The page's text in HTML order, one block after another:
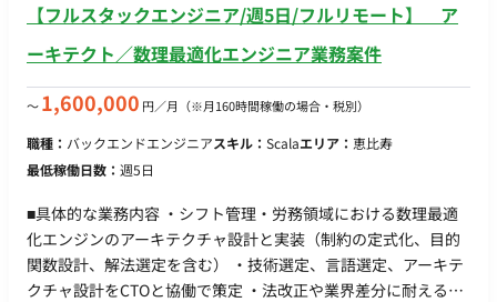
【フルスタックエンジニア/週5日/フルリモート】 ア
ーキテクト／数理最適化エンジニア業務案件
〜1,600,000 円／月 （※月160時間稼働の場合・税別）
職種： バックエンドエンジニアスキル： Scalaエリア： 恵比寿
最低稼働日数： 週5日
■具体的な業務内容 ・シフト管理・労務領域における数理最適
化エンジンのアーキテクチャ設計と実装（制約の定式化、目的
関数設計、解法選定を含む） ・技術選定、言語選定、アーキテ
クチャ設計をCTOと協働で策定 ・法改正や業界差分に耐えるド